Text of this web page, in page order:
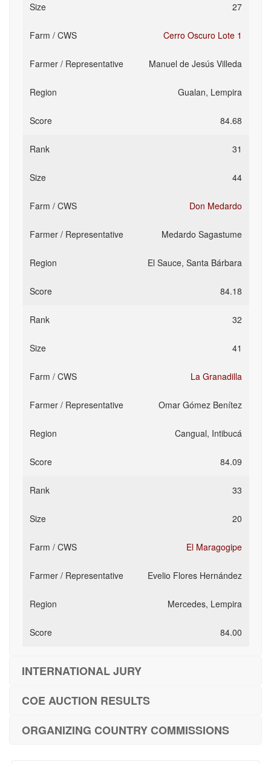
27
Cerro Oscuro Lote 1
Manuel de Jesús Villeda
Gualan, Lempira
84.68
31
44
Don Medardo
Medardo Sagastume
El Sauce, Santa Bárbara
84.18
32
41
La Granadilla
Omar Gómez Benítez
Cangual, Intibucá
84.09
33
20
El Maragogipe
Evelio Flores Hernández
Mercedes, Lempira
84.00
INTERNATIONAL JURY
COE AUCTION RESULTS
ORGANIZING COUNTRY COMMISSIONS